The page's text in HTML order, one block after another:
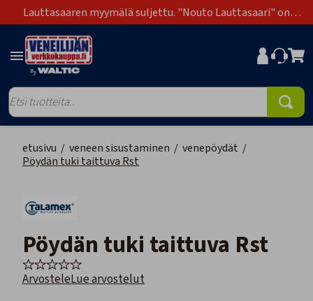
Lauttasaaren myymälä suljettu. "Nouto Lauttasaari" on
poistunut toimitustapavaihtoehdoista.
etusivu / veneen sisustaminen / venepöydät /
Pöydän tuki taittuva Rst
Pöydän tuki taittuva Rst
ArvosteleLue arvostelut